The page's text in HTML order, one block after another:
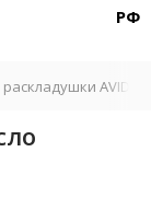
РФ
AVID